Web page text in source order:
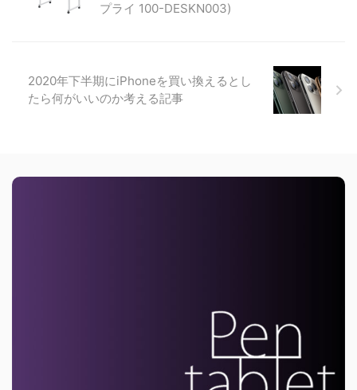
プライ 100-DESKN003)
2020年下半期にiPhoneを買い換えるとし
たら何がいいのか考える記事